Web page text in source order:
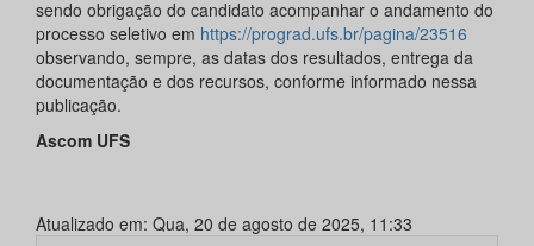
sendo obrigação do candidato acompanhar o andamento do
processo seletivo em https://prograd.ufs.br/pagina/23516
observando, sempre, as datas dos resultados, entrega da
documentação e dos recursos, conforme informado nessa
publicação.
Ascom UFS
Atualizado em: Qua, 20 de agosto de 2025, 11:33